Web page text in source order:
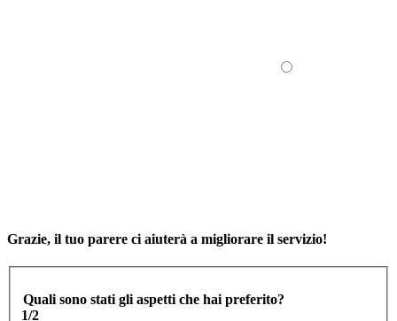
Grazie, il tuo parere ci aiuterà a migliorare il servizio!
Quali sono stati gli aspetti che hai preferito?
1/2